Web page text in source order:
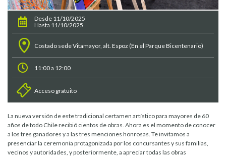
Desde 11/10/2025
Hasta 11/10/2025
Costado sede Vitamayor, alt. Espoz (En el Parque Bicentenario)
11:00 a 12:00
Acceso gratuito
La nueva versión de este tradicional certamen artístico para mayores de 60
años de todo Chile recibió cientos de obras. Ahora es el momento de conocer
a los tres ganadores y a las tres menciones honrosas. Te invitamos a
presenciar la ceremonia protagonizada por los concursantes y sus familias,
vecinos y autoridades, y posteriormente, a apreciar todas las obras